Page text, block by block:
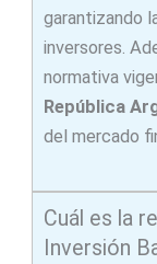
garantizando
inversores.
normativa
República
del mercado
Cuál es la
Inversión